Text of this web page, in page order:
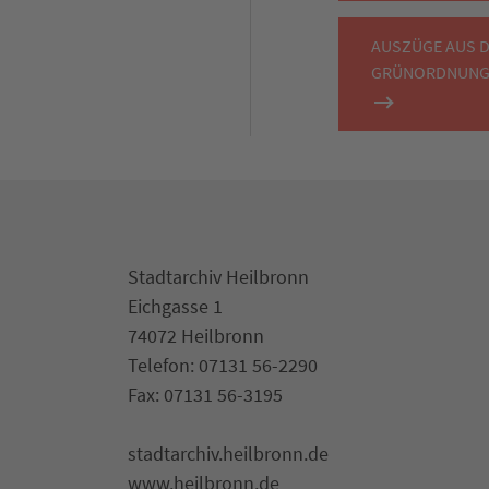
AUSZÜGE AUS
Stadtarchiv Heilbronn
Eichgasse 1
74072 Heilbronn
Telefon: 07131 56-2290
Fax: 07131 56-3195
stadtarchiv.heilbronn.de
www.heilbronn.de